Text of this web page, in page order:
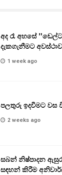
අද රෑ අහසේ
දැකගැනීමට
1 week ago
පලතුරු ඉදවීමට වස
2 weeks ago
සබන් නිෂ්පාදන
සඳහන් කිරීම